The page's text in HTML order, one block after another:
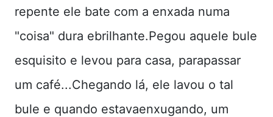
repente ele bate com a enxada numa
"coisa" dura ebrilhante.Pegou aquele bule
esquisito e levou para casa, parapassar
um café...Chegando lá, ele lavou o tal
bule e quando estavaenxugando, um